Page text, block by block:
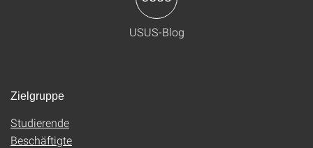
USUS-Blog
Zielgruppe
Studierende
Beschäftigte